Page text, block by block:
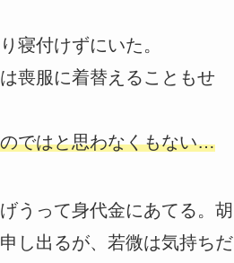
寝付けずにいた。
喪服に着替えることもせ
ではと思わなくもない…
うって身代金にあてる。胡
し出るが、若微は気持ちだ